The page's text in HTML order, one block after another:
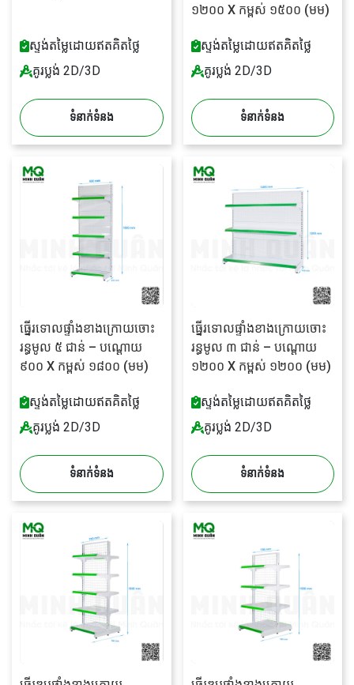
ស្ទង់តម្លៃដោយឥតគិតថ្លៃ
គូរប្លង់ 2D/3D
ទំនាក់ទំនង
១២០០ X កម្ពស់ ១៥០០ (មម)
ស្ទង់តម្លៃដោយឥតគិតថ្លៃ
គូរប្លង់ 2D/3D
ទំនាក់ទំនង
ធ្នើរទោលផ្ទាំងខាងក្រោយចោះ
រន្ធមូល ៥ ជាន់ – បណ្តោយ
៩០០ X កម្ពស់ ១៨០០ (មម)
ស្ទង់តម្លៃដោយឥតគិតថ្លៃ
គូរប្លង់ 2D/3D
ទំនាក់ទំនង
ធ្នើរទោលផ្ទាំងខាងក្រោយចោះ
រន្ធមូល ៣ ជាន់ – បណ្តោយ
១២០០ X កម្ពស់ ១២០០ (មម)
ស្ទង់តម្លៃដោយឥតគិតថ្លៃ
គូរប្លង់ 2D/3D
ទំនាក់ទំនង